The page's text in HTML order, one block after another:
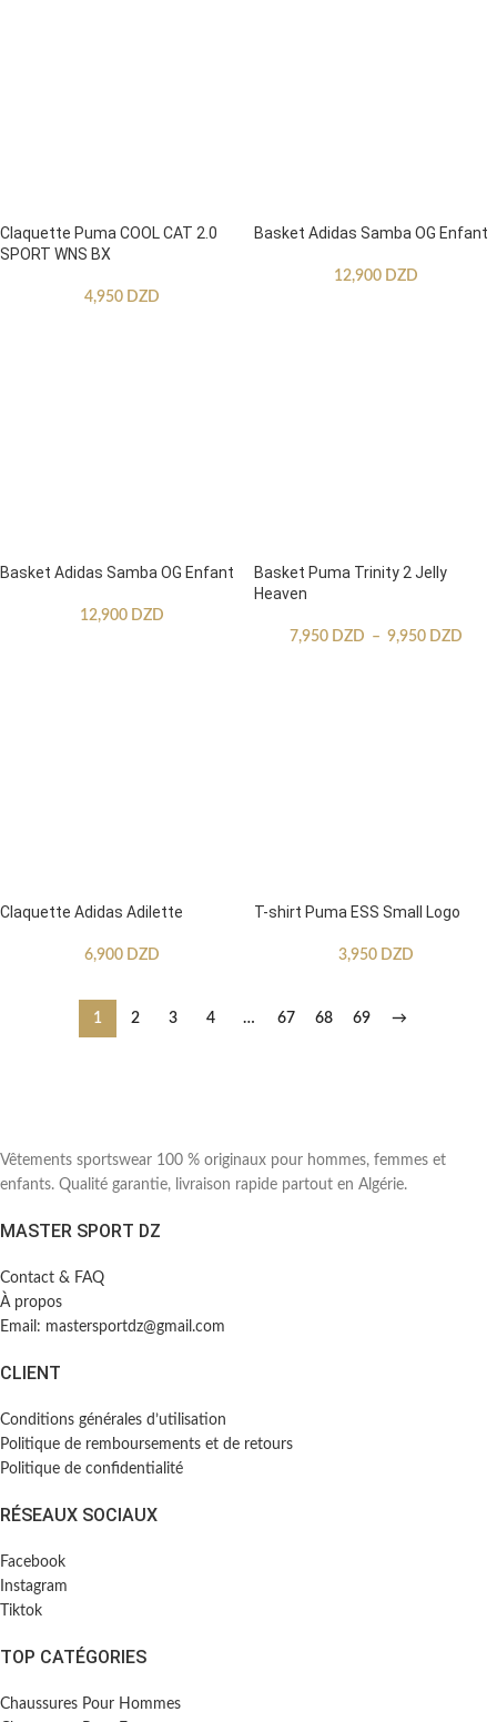
Claquette Puma COOL CAT 2.0
SPORT WNS BX
4,950 DZD
Basket Adidas Samba OG Enfant
12,900 DZD
Basket Adidas Samba OG Enfant
12,900 DZD
Basket Puma Trinity 2 Jelly
Heaven
7,950 DZD – 9,950 DZD
Claquette Adidas Adilette
6,900 DZD
T-shirt Puma ESS Small Logo
3,950 DZD
1 2 3 4 … 67 68 69 →
Vêtements sportswear 100 % originaux pour hommes, femmes et
enfants. Qualité garantie, livraison rapide partout en Algérie.
MASTER SPORT DZ
Contact & FAQ
À propos
Email: mastersportdz@gmail.com
CLIENT
Conditions générales d’utilisation
Politique de remboursements et de retours
Politique de confidentialité
RÉSEAUX SOCIAUX
Facebook
Instagram
Tiktok
TOP CATÉGORIES
Chaussures Pour Hommes